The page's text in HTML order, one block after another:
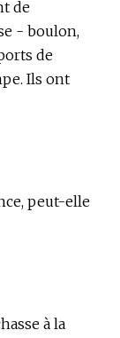
de
- boulon,
de
Ils ont
peut-elle
à la